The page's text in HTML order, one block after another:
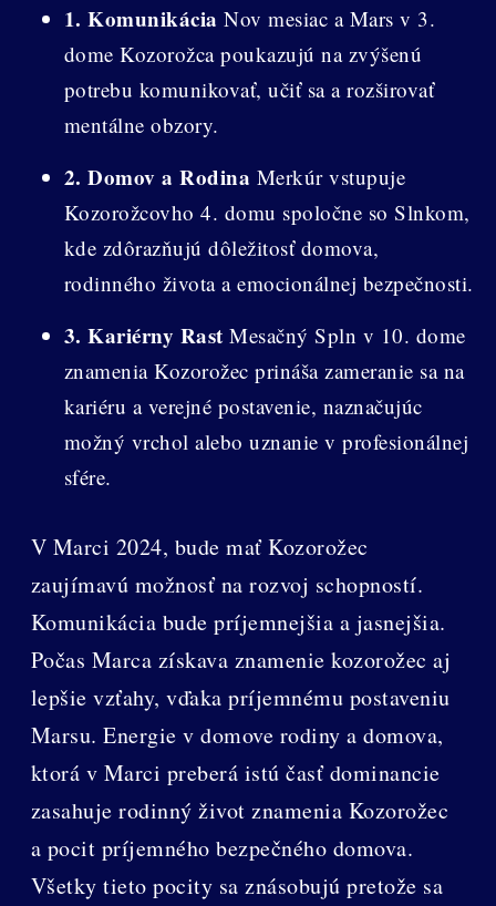
1. KomunikáciaNov mesiac a Mars v 3.
dome Kozorožca poukazujú na zvýšenú
potrebu komunikovať, učiť sa a rozširovať
mentálne obzory.
2. Domov a Rodina Merkúr vstupuje
Kozorožcovho 4. domu spoločne so Slnkom,
kde zdôrazňujú dôležitosť domova,
rodinného života a emocionálnej bezpečnosti.
3. Kariérny RastMesačný Spln v 10. dome
znamenia Kozorožec prináša zameranie sa na
kariéru a verejné postavenie, naznačujúc
možný vrchol alebo uznanie v profesionálnej
sfére.
V Marci 2024, bude mať Kozorožec
zaujímavú možnosť na rozvoj schopností.
Komunikácia bude príjemnejšia a jasnejšia.
Počas Marca získava znamenie kozorožec aj
lepšie vzťahy, vďaka príjemnému postaveniu
Marsu. Energie v domove rodiny a domova,
ktorá v Marci preberá istú časť dominancie
zasahuje rodinný život znamenia Kozorožec
a pocit príjemného bezpečného domova.
Všetky tieto pocity sa znásobujú pretože sa